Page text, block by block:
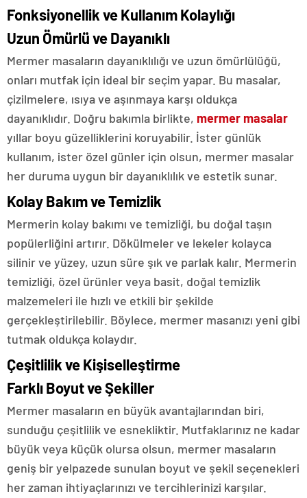
Fonksiyonellik ve Kullanım Kolaylığı
Uzun Ömürlü ve Dayanıklı
Mermer masaların dayanıklılığı ve uzun ömürlülüğü,
onları mutfak için ideal bir seçim yapar. Bu masalar,
çizilmelere, ısıya ve aşınmaya karşı oldukça
dayanıklıdır. Doğru bakımla birlikte, mermer masalar
yıllar boyu güzelliklerini koruyabilir. İster günlük
kullanım, ister özel günler için olsun, mermer masalar
her duruma uygun bir dayanıklılık ve estetik sunar.
Kolay Bakım ve Temizlik
Mermerin kolay bakımı ve temizliği, bu doğal taşın
popülerliğini artırır. Dökülmeler ve lekeler kolayca
silinir ve yüzey, uzun süre şık ve parlak kalır. Mermerin
temizliği, özel ürünler veya basit, doğal temizlik
malzemeleri ile hızlı ve etkili bir şekilde
gerçekleştirilebilir. Böylece, mermer masanızı yeni gibi
tutmak oldukça kolaydır.
Çeşitlilik ve Kişiselleştirme
Farklı Boyut ve Şekiller
Mermer masaların en büyük avantajlarından biri,
sunduğu çeşitlilik ve esnekliktir. Mutfaklarınız ne kadar
büyük veya küçük olursa olsun, mermer masaların
geniş bir yelpazede sunulan boyut ve şekil seçenekleri
her zaman ihtiyaçlarınızı ve tercihlerinizi karşılar.